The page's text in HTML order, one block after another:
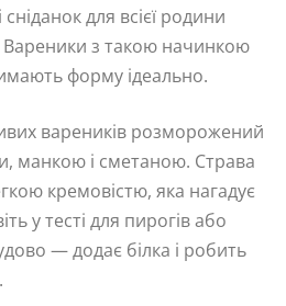
для всієї родини
Вареники з такою начинкою
форму ідеально.
вареників розморожений
манкою і сметаною. Страва
кремовістю, яка нагадує
у тесті для пирогів або
— додає білка і робить